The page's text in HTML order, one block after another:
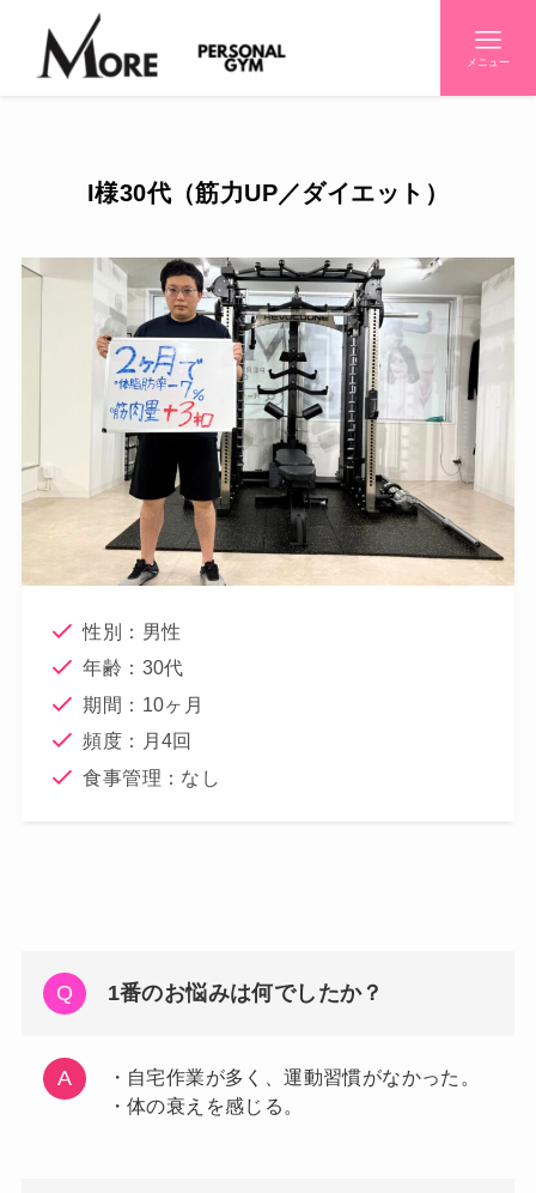
メニュー
I様30代（筋力UP／ダイエット）
性別：男性
年齢：30代
期間：10ヶ月
頻度：月4回
食事管理：なし
1番のお悩みは何でしたか？
・自宅作業が多く、運動習慣がなかった。
・体の衰えを感じる。